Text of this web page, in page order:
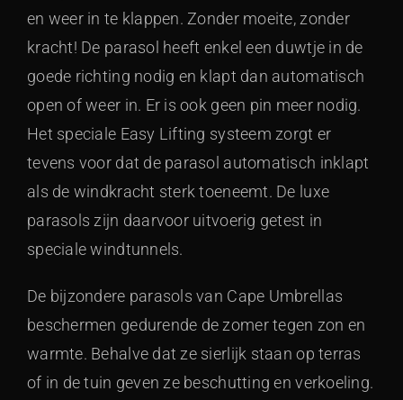
en weer in te klappen. Zonder moeite, zonder
kracht! De parasol heeft enkel een duwtje in de
goede richting nodig en klapt dan automatisch
open of weer in. Er is ook geen pin meer nodig.
Het speciale Easy Lifting systeem zorgt er
tevens voor dat de parasol automatisch inklapt
als de windkracht sterk toeneemt. De luxe
parasols zijn daarvoor uitvoerig getest in
speciale windtunnels.
De bijzondere parasols van Cape Umbrellas
beschermen gedurende de zomer tegen zon en
warmte. Behalve dat ze sierlijk staan op terras
of in de tuin geven ze beschutting en verkoeling.